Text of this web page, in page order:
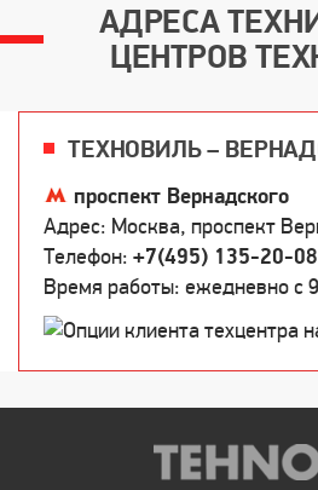
АДРЕСА
ЦЕНТРОВ
ТЕХНОВИЛЬ –
проспект Вернадского
Адрес: Москва, проспект
Телефон: +7(495) 135-20-08
Время работы: ежедневно c